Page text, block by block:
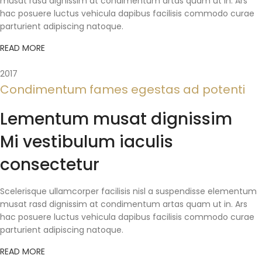
hac posuere luctus vehicula dapibus facilisis commodo curae
parturient adipiscing natoque.
READ MORE
2017
Condimentum fames egestas ad potenti
Lementum musat dignissim
Mi vestibulum iaculis
consectetur
Scelerisque ullamcorper facilisis nisl a suspendisse elementum
musat rasd dignissim at condimentum artas quam ut in. Ars
hac posuere luctus vehicula dapibus facilisis commodo curae
parturient adipiscing natoque.
READ MORE